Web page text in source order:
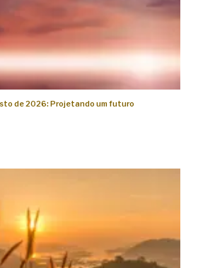
de 2026: Projetando um futuro